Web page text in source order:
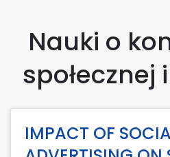
Nauki o
społecznej
IMPACT OF